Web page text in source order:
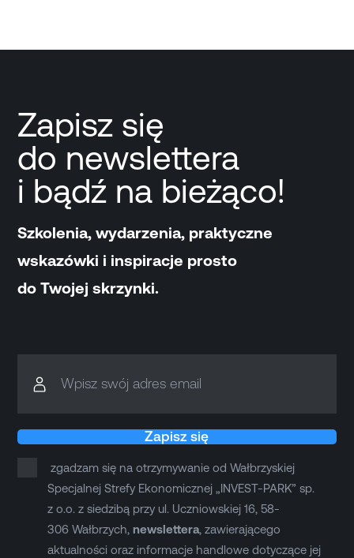
Zapisz się
do newslettera
i bądź na bieżąco!
Szkolenia, wydarzenia, praktyczne
wskazówki i inspiracje prosto
do Twojej skrzynki.
Wpisz swój adres email
Zapisz się
zgadzam się na otrzymywanie od Wałbrzyskiej
Specjalnej Strefy Ekonomicznej „INVEST-PARK” sp.
z o.o. z siedzibą przy ul. Uczniowskiej 16, 58-
306 Wałbrzych, newslettera, zawierającego
aktualności oraz informacje handlowe dotyczące jej